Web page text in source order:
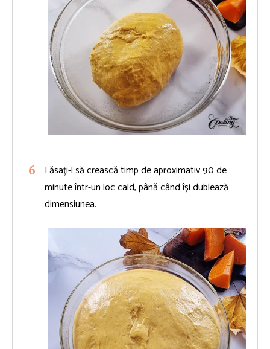
Lăsați-l să crească timp de aproximativ 90 de
minute într-un loc cald, până când își dublează
dimensiunea.